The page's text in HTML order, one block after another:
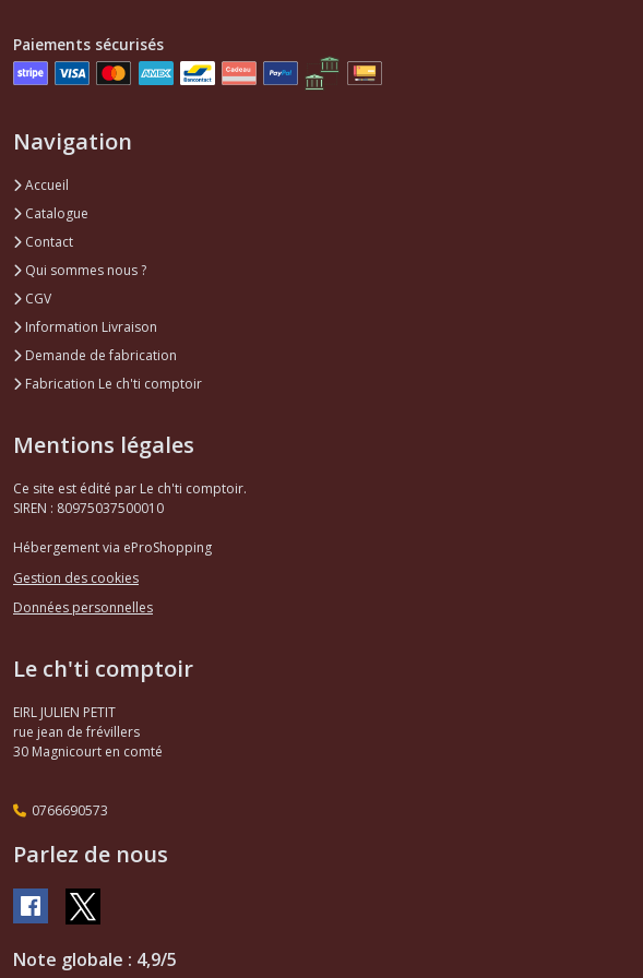
les
résultats
Paiements sécurisés
Navigation
Accueil
Catalogue
Contact
Qui sommes nous ?
CGV
Information Livraison
Demande de fabrication
Fabrication Le ch'ti comptoir
Mentions légales
Ce site est édité par Le ch'ti comptoir.
SIREN : 80975037500010
Hébergement via eProShopping
Gestion des cookies
Données personnelles
Le ch'ti comptoir
EIRL JULIEN PETIT
rue jean de frévillers
30 Magnicourt en comté
0766690573
Parlez de nous
Note globale : 4,9/5